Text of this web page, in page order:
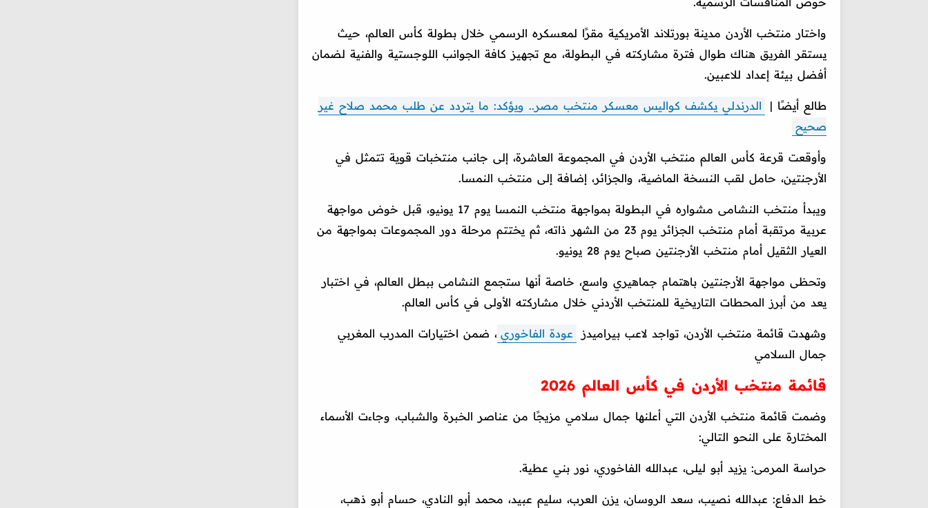
واختار منتخب الأردن مدينة بورتلاند الأمريكية مقرًا لمعسكره الرسمي خلال بطولة كأس العالم، حيث
يستقر الفريق هناك طوال فترة مشاركته في البطولة، مع تجهيز كافة الجوانب اللوجستية والفنية لضمان
أفضل بيئة إعداد للاعبين.
طالع أيضًا |
الدرندلي يكشف كواليس معسكر منتخب مصر.. ويؤكد: ما يتردد عن طلب محمد صلاح غير
صحيح
وأوقعت قرعة كأس العالم منتخب الأردن في المجموعة العاشرة، إلى جانب منتخبات قوية تتمثل في
الأرجنتين، حامل لقب النسخة الماضية، والجزائر، إضافة إلى منتخب النمسا.
ويبدأ منتخب النشامى مشواره في البطولة بمواجهة منتخب النمسا يوم 17 يونيو، قبل خوض مواجهة
عربية مرتقبة أمام منتخب الجزائر يوم 23 من الشهر ذاته، ثم يختتم مرحلة دور المجموعات بمواجهة من
العيار الثقيل أمام منتخب الأرجنتين صباح يوم 28 يونيو.
وتحظى مواجهة الأرجنتين باهتمام جماهيري واسع، خاصة أنها ستجمع النشامى ببطل العالم، في اختبار
يعد من أبرز المحطات التاريخية للمنتخب الأردني خلال مشاركته الأولى في كأس العالم.
وشهدت قائمة منتخب الأردن، تواجد لاعب بيراميدز عودة الفاخوري ، ضمن اختيارات المدرب المغربي
جمال السلامي
قائمة منتخب الأردن في كأس العالم 2026
وضمت قائمة منتخب الأردن التي أعلنها جمال سلامي مزيجًا من عناصر الخبرة والشباب، وجاءت الأسماء
المختارة على النحو التالي:
حراسة المرمى: يزيد أبو ليلى، عبدالله الفاخوري، نور بني عطية.
خط الدفاع: عبدالله نصيب، سعد الروسان، يزن العرب، سليم عبيد، محمد أبو النادي، حسام أبو ذهب،